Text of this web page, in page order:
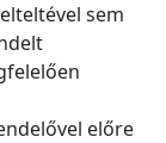
sem
előre